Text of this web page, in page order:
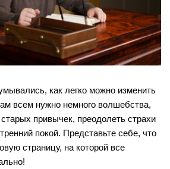
как легко можно изменить
всем нужно немного волшебства,
привычек, преодолеть страхи
покой. Представьте себе, что
страницу, на которой все